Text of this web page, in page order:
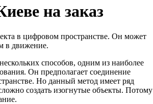
на заказ
в цифровом пространстве. Он может
в движение.
способов, одним из наиболее
Он предполагает соединение
Но данный метод имеет ряд
создать изогнутые объекты. Потому